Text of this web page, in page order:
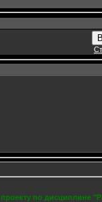
по дисциплине